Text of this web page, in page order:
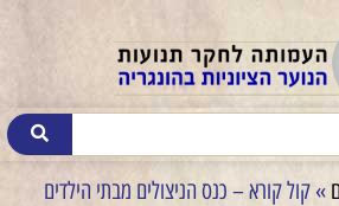
»קול קורא – כנס הניצולים מבתי הילדים